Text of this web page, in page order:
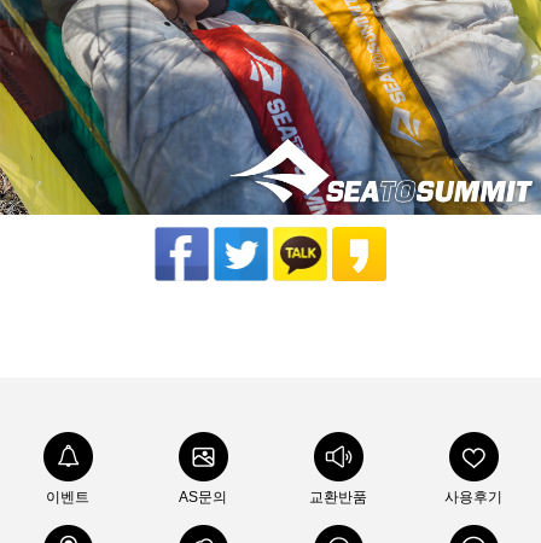
이벤트 AS문의 교환반품 사용후기